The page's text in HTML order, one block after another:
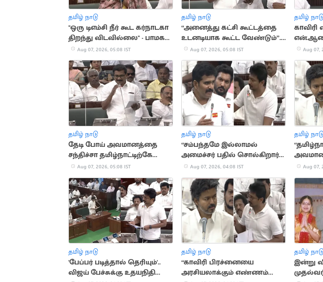
தமிழ் நாடு
"ஒரு டிஎம்சி நீர் கூட கர்நாடகா
திறந்து விடவில்லை" - பாமக
எம்.எல்.ஏ. சௌமியா
அன்புமணி
Aug 07, 2026, 05:08 IST
தமிழ் நாடு
“அனைத்து கட்சி கூட்டத்தை
உடனடியாக கூட்ட வேண்டும்”..
மார்க்சிஸ்ட் கம்யூனிஸ்ட்
வலியுறுத்தல்
Aug 07, 2026, 05:08 IST
தமிழ்
Aug 07,
தமிழ் நாடு
தேடி போய் அவமானத்தை
சந்திச்சா தமிழ்நாட்டிற்கே
அவமானம் - சிபிஎம் எம்எல்ஏ
Aug 07, 2026, 05:08 IST
தமிழ் நாடு
“சம்பந்தமே இல்லாமல்
அமைச்சர் பதில் சொல்கிறார்”..
உதயநிதி காட்டம்
Aug 07, 2026, 04:08 IST
தமிழ்
Aug 07,
தமிழ் நாடு
'பேப்பர் படித்தால் தெரியும்'..
விஜய் பேச்சுக்கு உதயநிதி
தமிழ் நாடு
“காவிரி பிரச்னையை
அரசியலாக்கும் எண்ணம்
தமிழ்
இன்று